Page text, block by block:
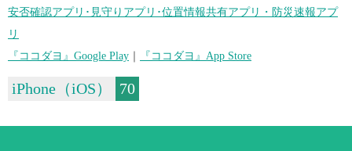
安否確認アプリ･見守りアプリ･位置情報共有アプリ・防災速報アプ
リ
『ココダヨ』Google Play
『ココダヨ』App Store
iPhone（iOS） 70